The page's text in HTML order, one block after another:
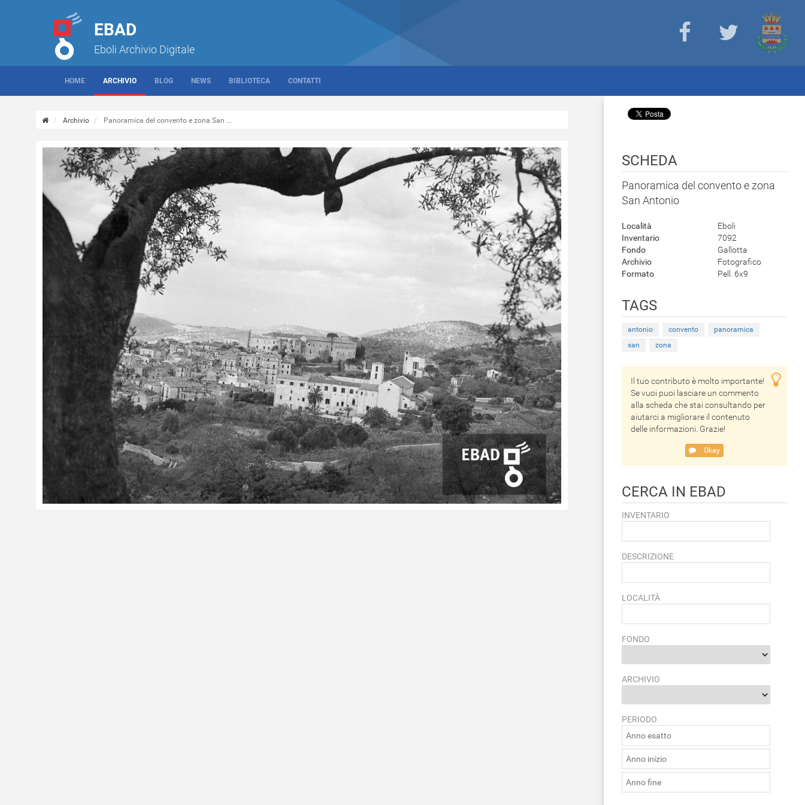
EBAD
Eboli Archivio Digitale
HOME ARCHIVIO BLOG NEWS BIBLIOTECA CONTATTI
Archivio Panoramica del convento e zona San ...
SCHEDA
Panoramica del convento e zona
San Antonio
Località
Eboli
Inventario
7092
Fondo
Gallotta
Archivio
Fotografico
Formato
Pell. 6x9
TAGS
antonio convento
panoramica
san
zona
Il tuo contributo è molto importante!
Se vuoi puoi lasciare un commento
alla scheda che stai consultando per
aiutarci a migliorare il contenuto
delle informazioni. Grazie!
Okay
CERCA IN EBAD
INVENTARIO
DESCRIZIONE
LOCALITÀ
FONDO
ARCHIVIO
PERIODO